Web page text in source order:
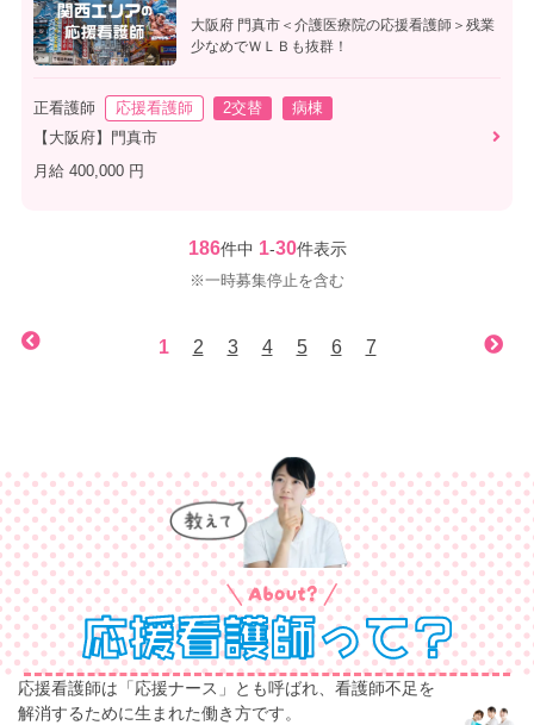
大阪府 門真市＜介護医療院の応援看護師＞残業
少なめでＷＬＢも抜群！
正看護師 応援看護師 2交替
病棟
【大阪府】門真市
月給 400,000 円
186件中 1-30件表示
※一時募集停止を含む
1 2 3 4 5 6 7
応援看護師は「応援ナース」とも呼ばれ、看護師不足を
解消するために生まれた働き方です。